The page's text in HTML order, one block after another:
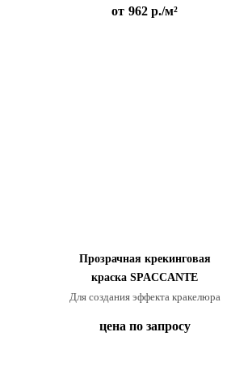
от 962 р./м²
Прозрачная крекинговая
краска SPACCANTE
Для создания эффекта кракелюра
цена по запросу